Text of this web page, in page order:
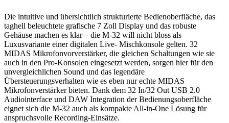
Die intuitive und übersichtlich strukturierte Bedienoberfläche, das
taghell beleuchtete grafische 7 Zoll Display und das robuste
Gehäuse machen es klar – die M-32 will nicht bloss als
Luxusvariante einer digitalen Live- Mischkonsole gelten. 32
MIDAS Mikrofonvorverstärker, die gleichen Schaltungen wie sie
auch in den Pro-Konsolen eingesetzt werden, sorgen hier für den
unvergleichlichen Sound und das legendäre
Übersteuerungsverhalten wie es eben nur echte MIDAS
Mikrofonverstärker bieten. Dank dem 32 In/32 Out USB 2.0
Audiointerface und DAW Integration der Bedienungsoberfläche
eignet sich die M-32 auch als kompakte All-in-One Lösung für
anspruchsvolle Recording-Einsätze.